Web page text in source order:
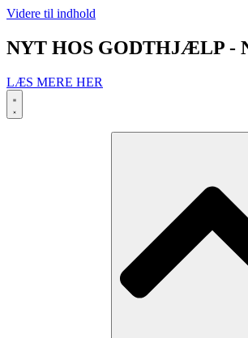
Videre til indhold
NYT HOS GODTHJÆLP -
LÆS MERE HER